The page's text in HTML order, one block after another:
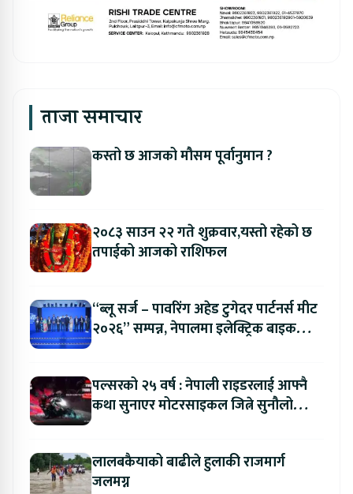
ताजा समाचार
कस्तो छ आजको मौसम पूर्वानुमान ?
२०८३ साउन २२ गते शुक्रवार,यस्तो रहेको छ
तपाईको आजको राशिफल
“ब्लू सर्ज – पावरिंग अहेड टुगेदर पार्टनर्स मीट
२०२६” सम्पन्न, नेपालमा इलेक्ट्रिक बाइक
पल्सरको २५ वर्ष : नेपाली राइडरलाई आफ्नै
कथा सुनाएर मोटरसाइकल जित्ने सुनौलो
लालबकैयाको बाढीले हुलाकी राजमार्ग
जलमग्न